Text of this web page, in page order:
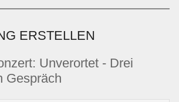
ERSTELLEN
Unverortet - Drei
Gespräch